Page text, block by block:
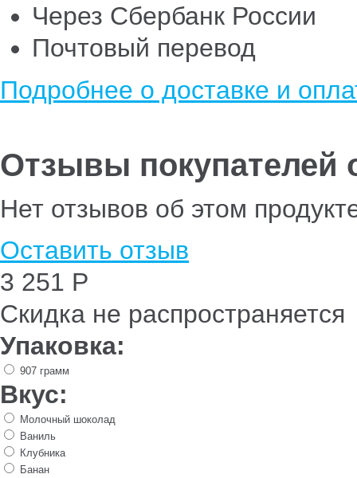
Через Сбербанк России
Почтовый перевод
Подробнее о доставке и
Отзывы покупателей
Нет отзывов об этом
Оставить отзыв
3 251 Р
Скидка не распространяется
Упаковка:
907 грамм
Вкус:
Молочный шоколад
Ваниль
Клубника
Банан